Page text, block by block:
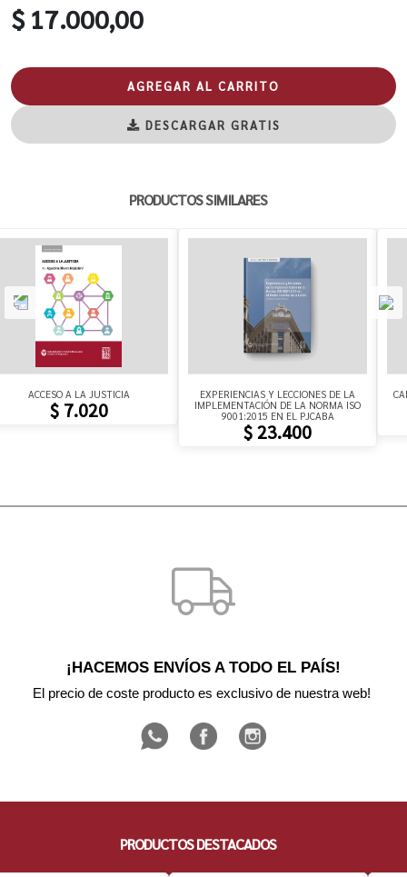
$ 17.000,00
AGREGAR AL CARRITO
DESCARGAR GRATIS
PRODUCTOS SIMILARES
ACCESO A LA JUSTICIA
$ 7.020
EXPERIENCIAS Y LECCIONES DE LA
IMPLEMENTACIÓN DE LA NORMA ISO
9001:2015 EN EL PJCABA
$ 23.400
¡HACEMOS ENVÍOS A TODO EL PAÍS!
El precio de coste producto es exclusivo de nuestra web!
PRODUCTOS DESTACADOS